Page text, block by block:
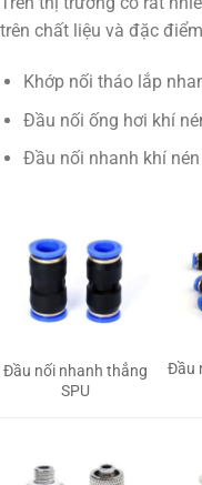
trên chất liệu và đặc
Khớp nối tháo lắp
Đầu nối ống hơi khí
Đầu nối nhanh khí
Đầu nối nhanh thẳng
SPU
Đầu